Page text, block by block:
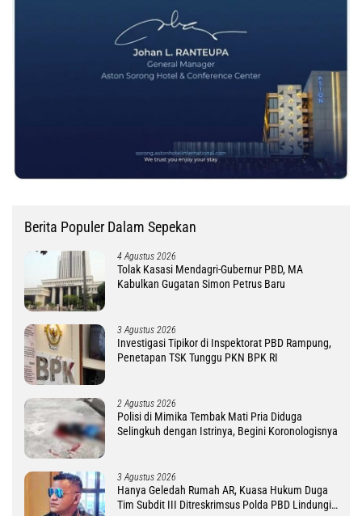
Berita Populer Dalam Sepekan
4 Agustus 2026
Tolak Kasasi Mendagri-Gubernur PBD, MA
Kabulkan Gugatan Simon Petrus Baru
3 Agustus 2026
Investigasi Tipikor di Inspektorat PBD Rampung,
Penetapan TSK Tunggu PKN BPK RI
2 Agustus 2026
Polisi di Mimika Tembak Mati Pria Diduga
Selingkuh dengan Istrinya, Begini Koronologisnya
3 Agustus 2026
Hanya Geledah Rumah AR, Kuasa Hukum Duga
Tim Subdit III Ditreskrimsus Polda PBD Lindungi